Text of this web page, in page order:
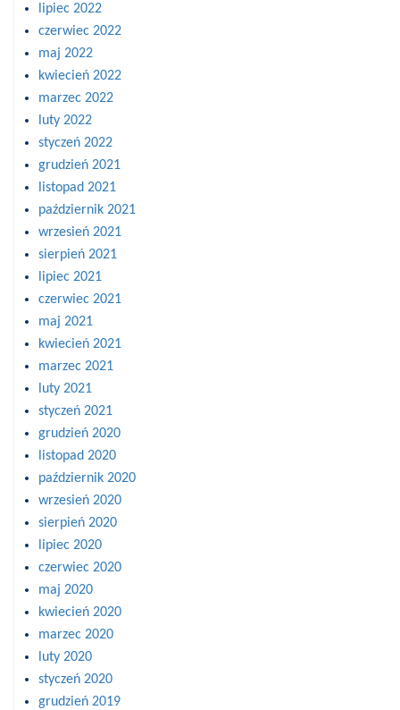
lipiec 2022
czerwiec 2022
maj 2022
kwiecień 2022
marzec 2022
luty 2022
styczeń 2022
grudzień 2021
listopad 2021
październik 2021
wrzesień 2021
sierpień 2021
lipiec 2021
czerwiec 2021
maj 2021
kwiecień 2021
marzec 2021
luty 2021
styczeń 2021
grudzień 2020
listopad 2020
październik 2020
wrzesień 2020
sierpień 2020
lipiec 2020
czerwiec 2020
maj 2020
kwiecień 2020
marzec 2020
luty 2020
styczeń 2020
grudzień 2019